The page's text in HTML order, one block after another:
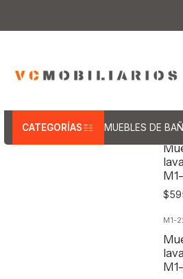
CATEGORÍAS MUEBLES DEM1-
M1-